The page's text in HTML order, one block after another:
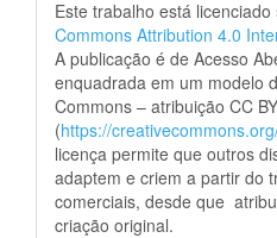
Este trabalho está
Commons Attribution 4.0
A publicação é de Acesso
enquadrada em um modelo
Commons – atribuição CC BY
(https://
licença permite que outros
adaptem e criem a partir do
comerciais, desde que
criação original.